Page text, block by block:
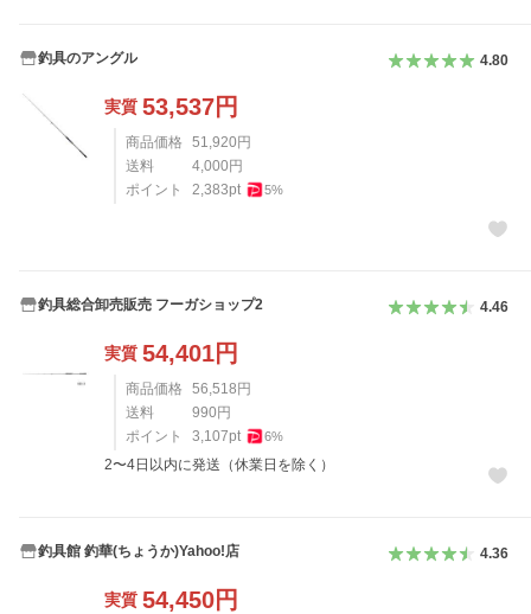
釣具のアングル 4.80
実質 53,537円
商品価格 51,920 円
送料
4,000 円
ポイント
2,383pt 5%
釣具総合卸売販売 フーガショップ2 4.46
実質 54,401円
商品価格 56,518 円
送料
990 円
ポイント
3,107pt 6%
2〜4日以内に発送（休業日を除く）
釣具館 釣華(ちょうか)Yahoo!店 4.36
実質 54,450円